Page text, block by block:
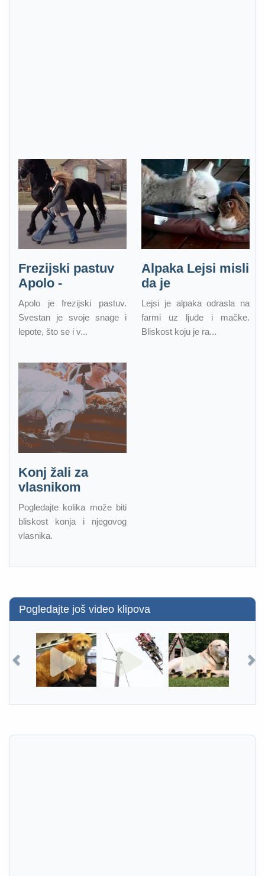
Frezijski pastuv
Apolo -
Apolo je frezijski pastuv.
Svestan je svoje snage i
lepote, što se i v...
Alpaka Lejsi misli
da je
Lejsi je alpaka odrasla na
farmi uz ljude i mačke.
Bliskost koju je ra...
Konj žali za
vlasnikom
Pogledajte kolika može biti
bliskost konja i njegovog
vlasnika.
Pogledajte još video klipova